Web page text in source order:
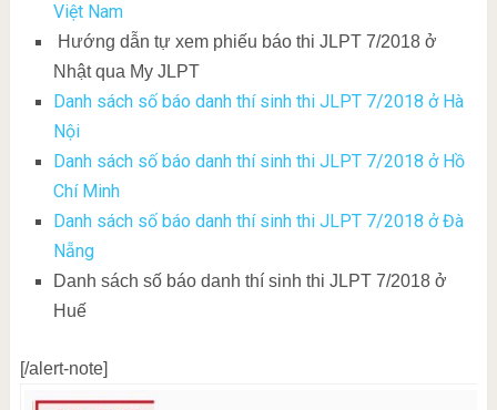
Việt Nam
Hướng dẫn tự xem phiếu báo thi JLPT 7/2018 ở
Nhật qua My JLPT
Danh sách số báo danh thí sinh thi JLPT 7/2018 ở Hà
Nội
Danh sách số báo danh thí sinh thi JLPT 7/2018 ở Hồ
Chí Minh
Danh sách số báo danh thí sinh thi JLPT 7/2018 ở Đà
Nẵng
Danh sách số báo danh thí sinh thi JLPT 7/2018 ở
Huế
[/alert-note]